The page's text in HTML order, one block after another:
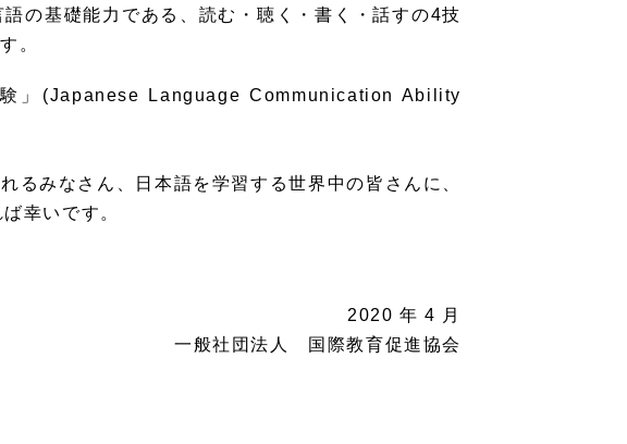
の基礎能力である、読む・聴く・書く・話すの4技
。
(Japanese Language Communication Ability
るみなさん、日本語を学習する世界中の皆さんに、
幸いです。
2020 年 4 月
一般社団法人 国際教育促進協会